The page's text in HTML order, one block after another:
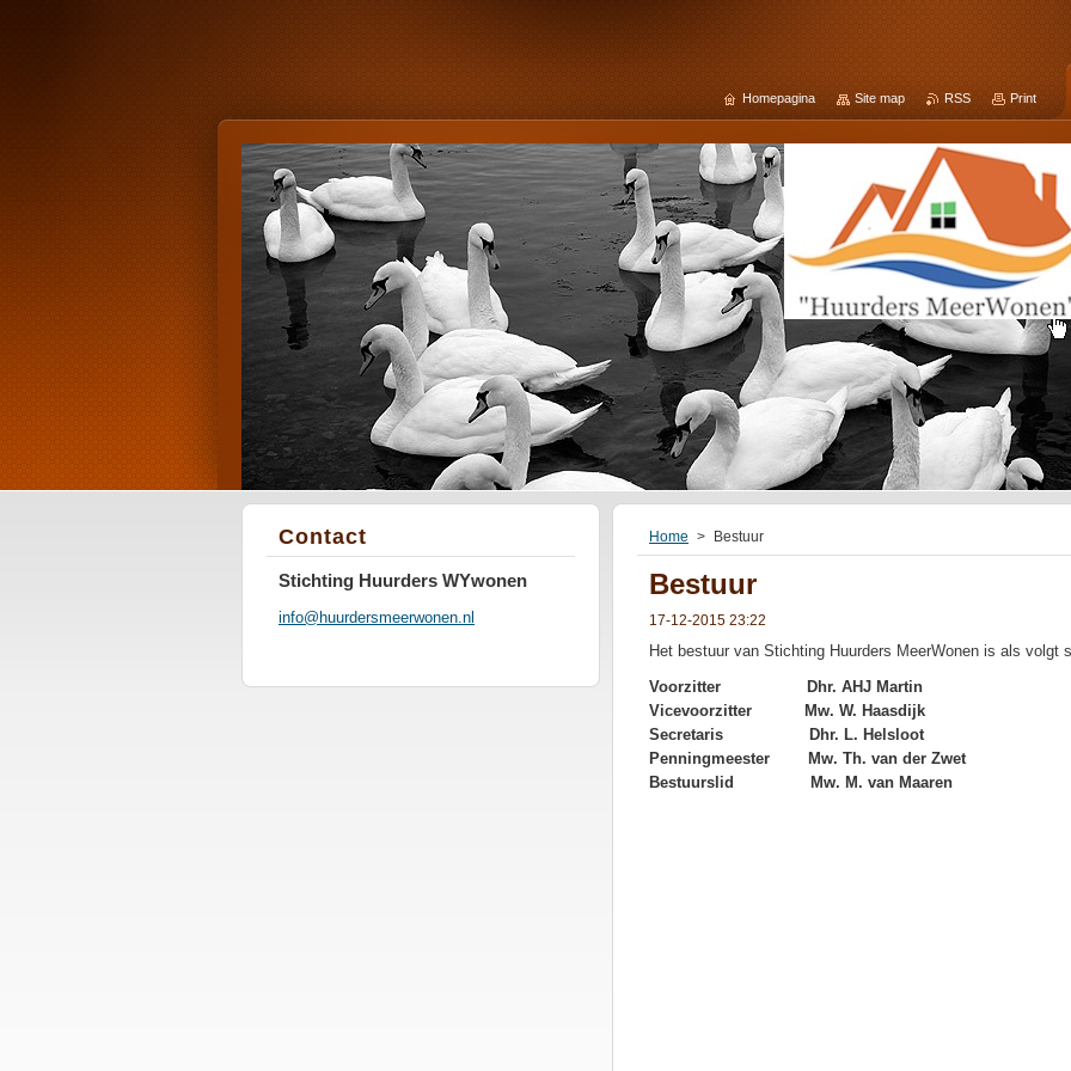
Home > Bestuur
Bestuur
17-12-2015 23:22
Het bestuur van Stichting Huurders MeerWonen is als volgt
Voorzitter Dhr. AHJ Martin
Vicevoorzitter
Mw. W. Haasdijk
Secretaris
Dhr. L. Helsloot
Penningmeester Mw. Th. van der Zwet
Bestuurslid Mw. M. van Maaren
Contact
Stichting Huurders WYwonen
info@huurdersmeerwonen.nl
Homepagina Site map RSS Print